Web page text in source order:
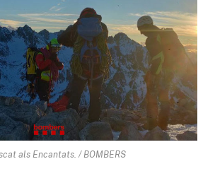
als Encantats. / BOMBERS